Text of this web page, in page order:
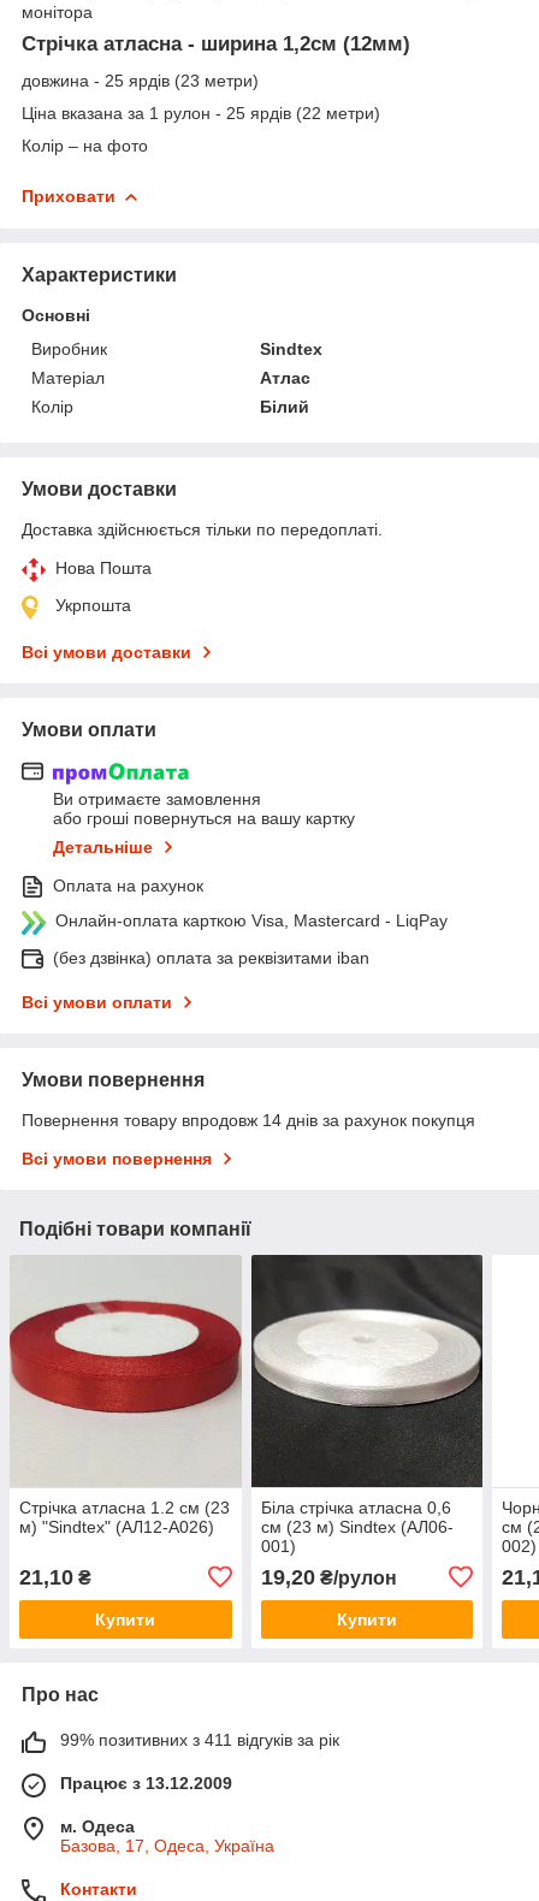
монітора
Стрічка атласна - ширина 1,2см (12мм)
довжина - 25 ярдів (23 метри)
Ціна вказана за 1 рулон - 25 ярдів (22 метри)
Колір – на фото
Приховати
Характеристики
Основні
Виробник
Sindtex
Матеріал
Атлас
Колір
Білий
Умови доставки
Доставка здійснюється тільки по передоплаті.
Нова Пошта
Укрпошта
Всі умови доставки
Умови оплати
Ви отримаєте замовлення
або гроші повернуться на вашу картку
Детальніше
Оплата на рахунок
Онлайн-оплата карткою Visa, Mastercard - LiqPay
(без дзвінка) оплата за реквізитами iban
Всі умови оплати
Умови повернення
Повернення товару впродовж 14 днів за рахунок покупця
Всі умови повернення
Подібні товари компанії
Стрічка атласна 1.2 см (23
м) "Sindtex" (АЛ12-A026)
21,10 ₴
Купити
Біла стрічка атласна 0,6
см (23 м) Sindtex (АЛ06-
001)
19,20₴/рулон
Купити
см
002)
Про нас
99% позитивних з 411 відгуків за рік
Працює з 13.12.2009
м. Одеса
Базова, 17, Одеса, Україна
Контакти